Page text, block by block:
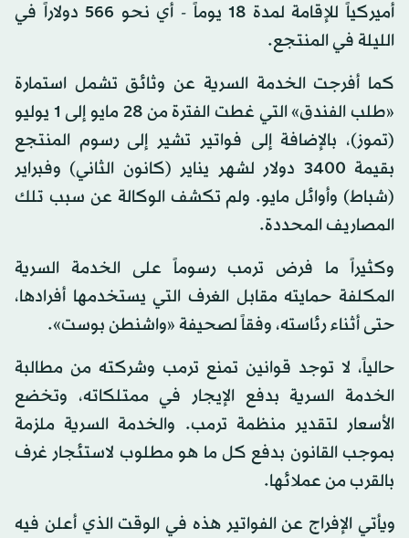
أميركياً للإقامة لمدة 18 يوماً - أي نحو 566 دولاراً في
الليلة في المنتجع.
كما أفرجت الخدمة السرية عن وثائق تشمل استمارة
«طلب الفندق» التي غطت الفترة من 28 مايو إلى 1 يوليو
(تموز)، بالإضافة إلى فواتير تشير إلى رسوم المنتجع
بقيمة 3400 دولار لشهر يناير (كانون الثاني) وفبراير
(شباط) وأوائل مايو. ولم تكشف الوكالة عن سبب تلك
المصاريف المحددة.
وكثيراً ما فرض ترمب رسوماً على الخدمة السرية
المكلفة حمايته مقابل الغرف التي يستخدمها أفرادها،
حتى أثناء رئاسته، وفقاً لصحيفة «واشنطن بوست».
حالياً، لا توجد قوانين تمنع ترمب وشركته من مطالبة
الخدمة السرية بدفع الإيجار في ممتلكاته، وتخضع
الأسعار لتقدير منظمة ترمب. والخدمة السرية ملزمة
بموجب القانون بدفع كل ما هو مطلوب لاستئجار غرف
بالقرب من عملائها.
ويأتي الإفراج عن الفواتير هذه في الوقت الذي أعلن فيه